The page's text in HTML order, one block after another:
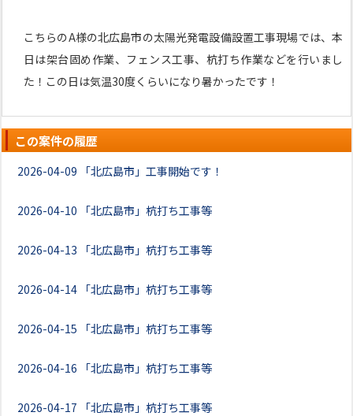
こちらのA様の北広島市の太陽光発電設備設置工事現場では、本
日は架台固め作業、フェンス工事、杭打ち作業などを行いまし
た！この日は気温30度くらいになり暑かったです！
この案件の履歴
2026-04-09 「北広島市」工事開始です！
2026-04-10 「北広島市」杭打ち工事等
2026-04-13 「北広島市」杭打ち工事等
2026-04-14 「北広島市」杭打ち工事等
2026-04-15 「北広島市」杭打ち工事等
2026-04-16 「北広島市」杭打ち工事等
2026-04-17 「北広島市」杭打ち工事等